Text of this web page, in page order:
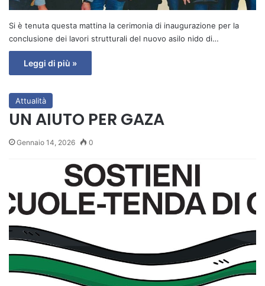
Si è tenuta questa mattina la cerimonia di inaugurazione per la
conclusione dei lavori strutturali del nuovo asilo nido di…
Leggi di più »
Attualità
UN AIUTO PER GAZA
Gennaio 14, 2026 0